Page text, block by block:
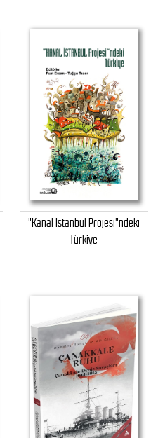
"Kanal İstanbul Projesi"ndeki
Türkiye